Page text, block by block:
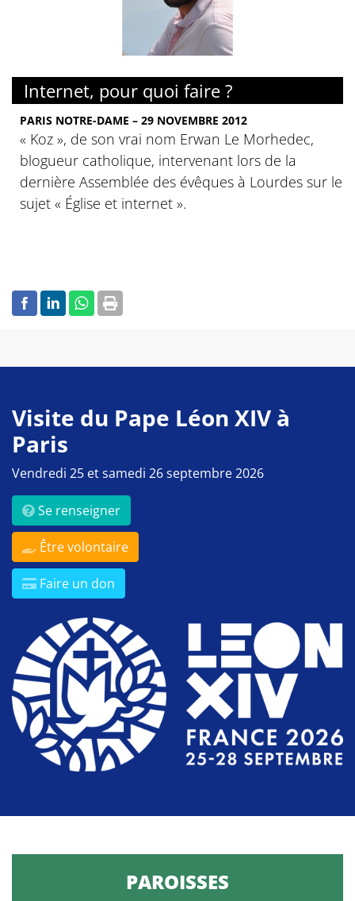
Internet, pour quoi faire ?
PARIS NOTRE-DAME – 29 NOVEMBRE 2012
« Koz », de son vrai nom Erwan Le Morhedec,
blogueur catholique, intervenant lors de la
dernière Assemblée des évêques à Lourdes sur le
sujet « Église et internet ».
Visite du Pape Léon XIV à
Paris
Vendredi 25 et samedi 26 septembre 2026
Se renseigner
Être volontaire
Faire un don
PAROISSES